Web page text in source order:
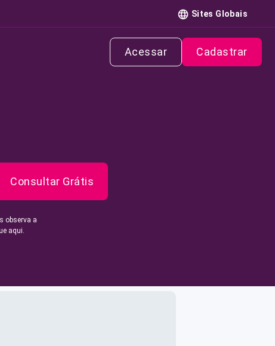
Sites Globais
Acessar Cadastrar
Consultar Grátis
observa a
aqui.